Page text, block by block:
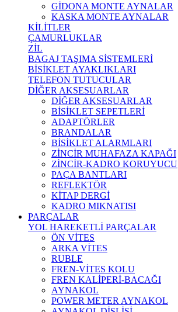
GİDONA MONTE AYNALAR
KASKA MONTE AYNALAR
KİLİTLER
ÇAMURLUKLAR
ZİL
BAGAJ TAŞIMA SİSTEMLERİ
BİSİKLET AYAKLIKLARI
TELEFON TUTUCULAR
DİĞER AKSESUARLAR
DİĞER AKSESUARLAR
BİSİKLET SEPETLERİ
ADAPTÖRLER
BRANDALAR
BİSİKLET ALARMLARI
ZİNCİR MUHAFAZA KAPAĞI
ZİNCİR-KADRO KORUYUCU
PAÇA BANTLARI
REFLEKTÖR
KİTAP DERGİ
KADRO MIKNATISI
PARÇALAR
YOL HAREKETLİ PARÇALAR
ÖN VİTES
ARKA VİTES
RUBLE
FREN-VİTES KOLU
FREN KALİPERİ-BACAĞI
AYNAKOL
POWER METER AYNAKOL